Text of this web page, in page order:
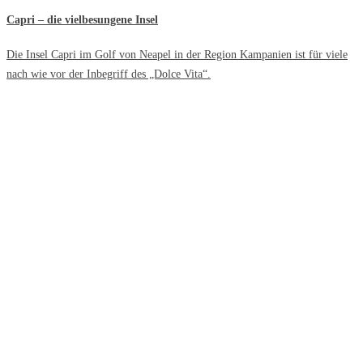
Capri – die vielbesungene Insel
Die Insel Capri im Golf von Neapel in der Region Kampanien ist für viele
nach wie vor der Inbegriff des „Dolce Vita“.